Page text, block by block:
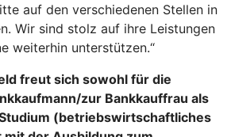
auf den verschiedenen Stellen in
Wir sind stolz auf ihre Leistungen
weiterhin unterstützen.“
freut sich sowohl für die
zur Bankkauffrau als
(betriebswirtschaftliches